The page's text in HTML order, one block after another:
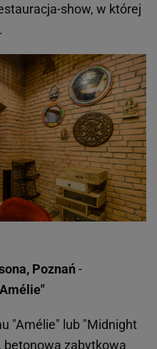
show, w której
Poznań -
"Amélie" lub "Midnight
betonowa zabytkowa